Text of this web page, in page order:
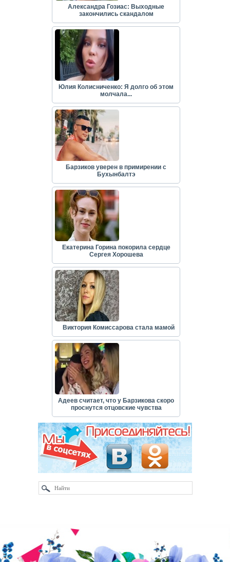
Александра Гозиас: Выходные
закончились скандалом
Юлия Колисниченко: Я долго об этом
молчала...
Барзиков уверен в примирении с
Бухынбалтэ
Екатерина Горина покорила сердце
Сергея Хорошева
Виктория Комиссарова стала мамой
Адеев считает, что у Барзикова скоро
проснутся отцовские чувства